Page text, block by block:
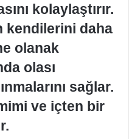
kolaylaştırır.
kendilerini daha
olanak
olası
sağlar.
ve içten bir